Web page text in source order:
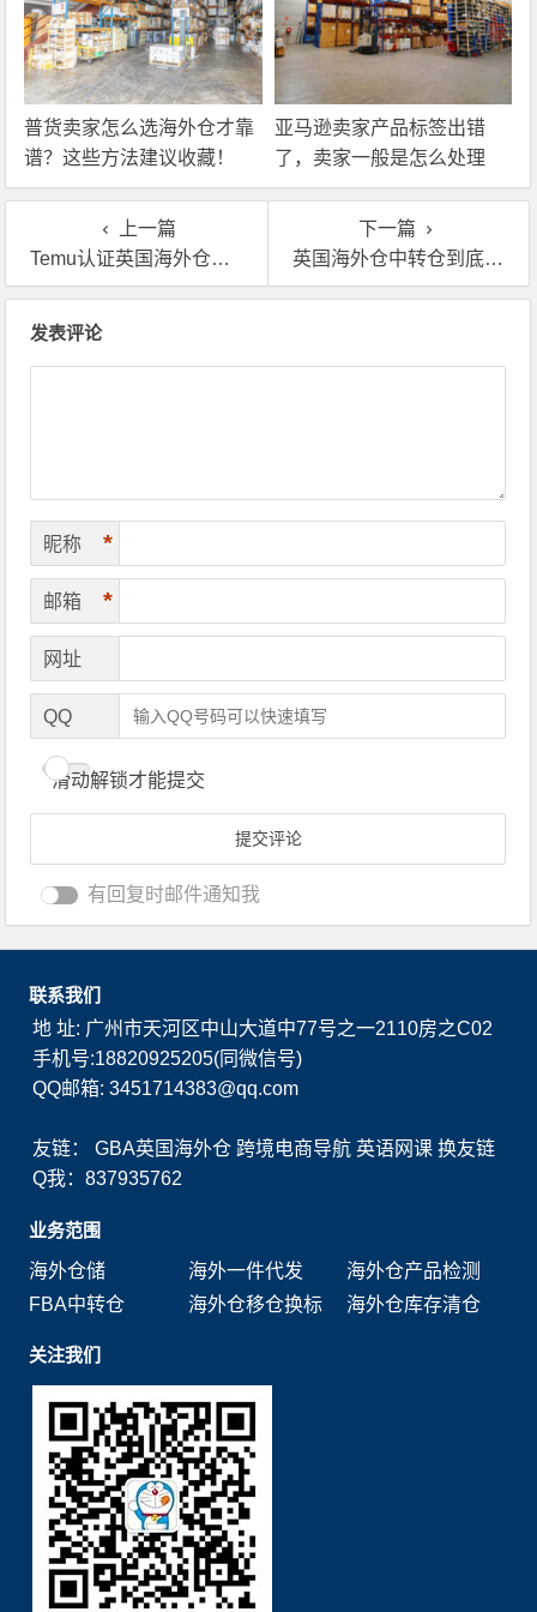
普货卖家怎么选海外仓才靠
谱？这些方法建议收藏！
亚马逊卖家产品标签出错
了，卖家一般是怎么处理
的？
上一篇
Temu认证英国海外仓一件代发费用多少？
下一篇
英国海外仓中转仓到底怎么选，一篇文章告诉你
发表评论
昵称 *
邮箱 *
网址
QQ
滑动解锁才能提交
有回复时邮件通知我
联系我们
地 址: 广州市天河区中山大道中77号之一2110房之C02
手机号:18820925205(同微信号)
QQ邮箱: 3451714383@qq.com
友链：GBA英国海外仓 跨境电商导航 英语网课 换友链
Q我：837935762
业务范围
海外仓储
海外一件代发
海外仓产品检测
FBA中转仓
海外仓移仓换标 海外仓库存清仓
关注我们